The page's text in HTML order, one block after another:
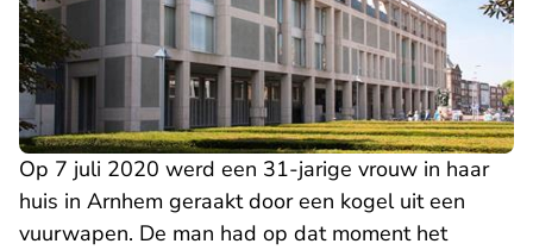
Op 7 juli 2020 werd een 31-jarige vrouw in haar
huis in Arnhem geraakt door een kogel uit een
vuurwapen. De man had op dat moment het